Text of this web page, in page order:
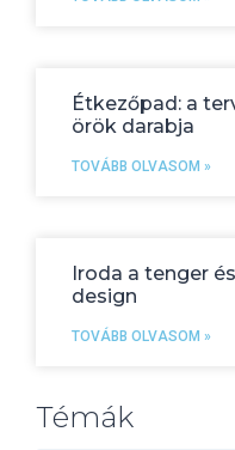
Étkezőpad: a
örök darabja
TOVÁBB OLVASOM »
Iroda a tenger
design
TOVÁBB OLVASOM »
Témák